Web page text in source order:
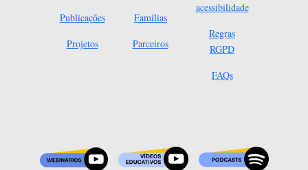
Publicações
Projetos
Famílias
Parceiros
acessibilidade
Regras
RGPD
FAQs